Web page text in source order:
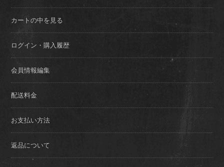
カートの中を見る
ログイン・購入履歴
会員情報編集
配送料金
お支払い方法
返品について